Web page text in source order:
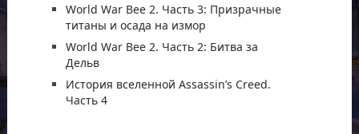
World War Bee 2. Часть 3: Призрачные
титаны и осада на измор
World War Bee 2. Часть 2: Битва за
Дельв
История вселенной Assassin’s Creed.
Часть 4